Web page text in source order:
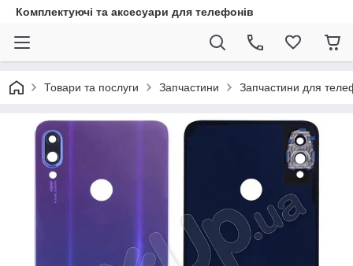
Комплектуючі та аксесуари для телефонів
Товари та послуги Запчастини Запчастини для